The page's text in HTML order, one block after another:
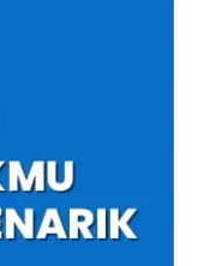
powerbank,
Bersama
unik sekarang !